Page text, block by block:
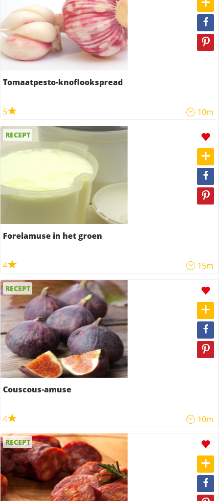
Tomaatpesto-knoflookspread
5 10m
RECEPT
Forelamuse in het groen
4 15m
RECEPT
Couscous-amuse
4 10m
RECEPT